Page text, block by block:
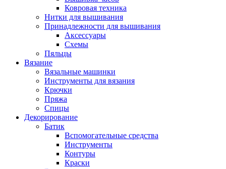
Ковровая техника
Нитки для вышивания
Принадлежности для вышивания
Аксессуары
Схемы
Пяльцы
Вязание
Вязальные машинки
Инструменты для вязания
Крючки
Пряжа
Спицы
Декорирование
Батик
Вспомогательные средства
Инструменты
Контуры
Краски